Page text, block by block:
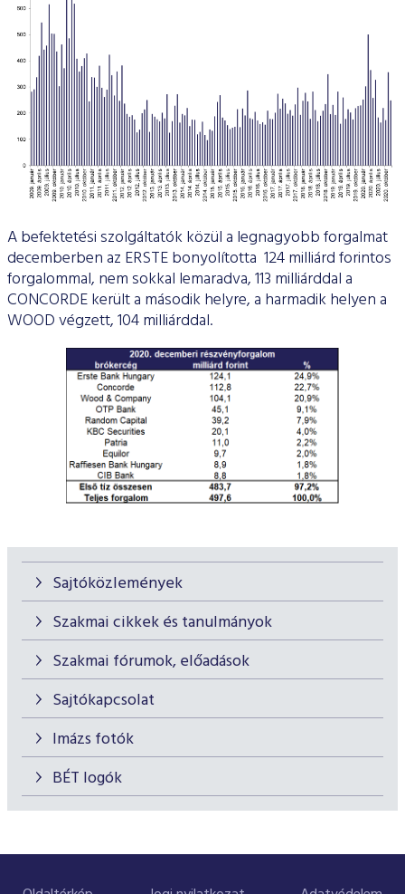
Sajtóközlemények
Szakmai cikkek és tanulmányok
Szakmai fórumok, előadások
Sajtókapcsolat
Imázs fotók
BÉT logók
A befektetési szolgáltatók közül a legnagyobb forgalmat
decemberben az ERSTE bonyolította 124 milliárd forintos
forgalommal, nem sokkal lemaradva, 113 milliárddal a
CONCORDE került a második helyre, a harmadik helyen a
WOOD végzett, 104 milliárddal.